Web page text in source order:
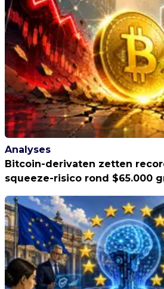
Analyses
Bitcoin-derivaten zetten
squeeze-risico rond $65.000